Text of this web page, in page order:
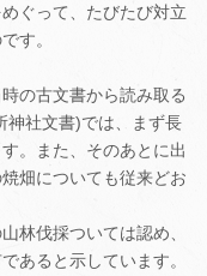
ぐって、たびたび対立
す。
の古文書から読み取る
神社文書)では、まず長
。また、そのあとに出
畑についても従来どお
林伐採ついては認め、
あると示しています。